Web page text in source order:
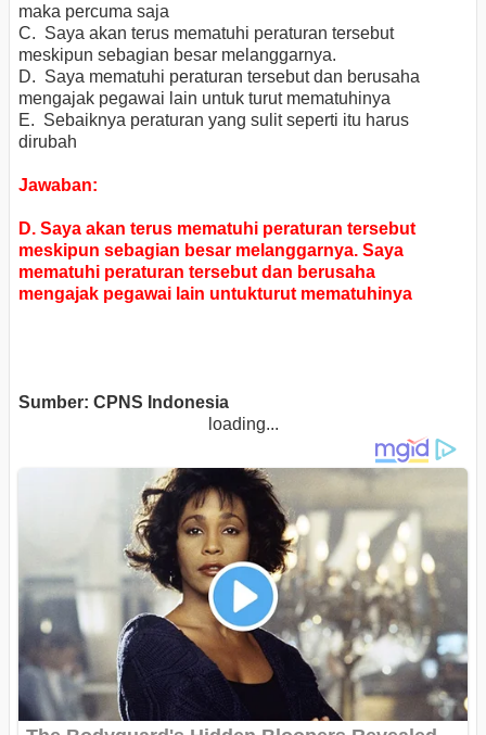
maka percuma saja
C. Saya akan terus mematuhi peraturan tersebut
meskipun sebagian besar melanggarnya.
D. Saya mematuhi peraturan tersebut dan berusaha
mengajak pegawai lain untuk turut mematuhinya
E. Sebaiknya peraturan yang sulit seperti itu harus
dirubah
Jawaban:
D. Saya akan terus mematuhi peraturan tersebut
meskipun sebagian besar melanggarnya. Saya
mematuhi peraturan tersebut dan berusaha
mengajak pegawai lain untukturut mematuhinya
Sumber: CPNS Indonesia
loading...